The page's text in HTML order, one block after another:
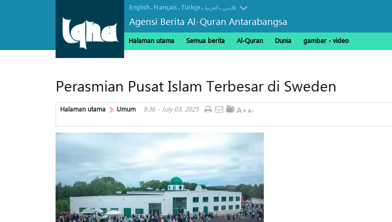
English. Français.Türkçe. العربیة.فارسی
Agensi Berita Al-Quran Antarabangsa
Halaman utama Semua berita Al-Quran Dunia gambar - video
Perasmian Pusat Islam Terbesar di Sweden
Halaman utama Umum 9:36 - July 03, 2025